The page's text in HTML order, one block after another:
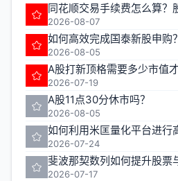
2026-08-07
如何高效完成国泰新股申购？
2026-08-05
A股打新顶格需要多少市值
2026-07-19
A股11点30分休市吗？
2026-08-05
如何利用米匡量化平台进行
2026-07-24
斐波那契数列如何提升股票
2026-07-17